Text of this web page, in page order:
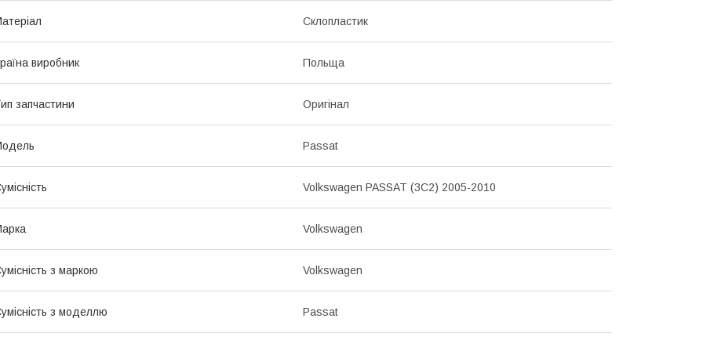
Склопластик
виробник Польща
запчастини Оригінал
Passat
Volkswagen PASSAT (3C2) 2005-2010
Volkswagen
з маркою Volkswagen
з моделлю Passat